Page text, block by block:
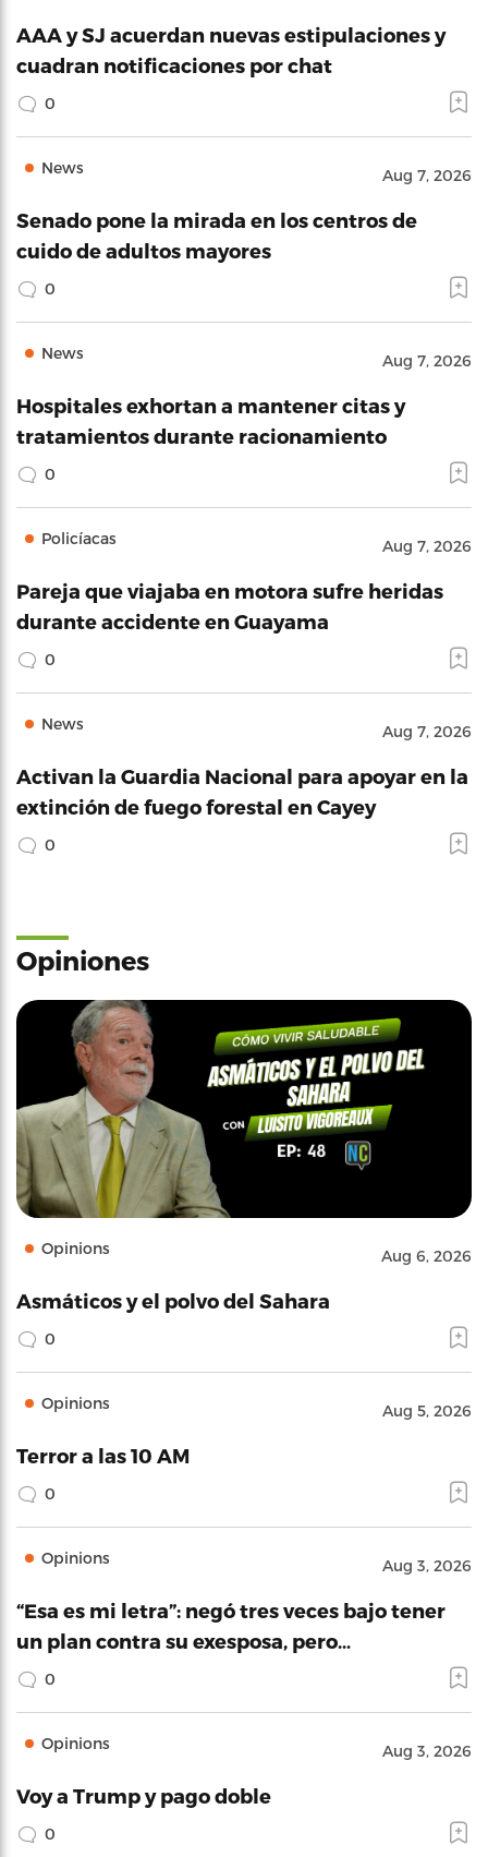
AAA y SJ acuerdan nuevas estipulaciones y
cuadran notificaciones por chat
0
News Aug 7, 2026
Senado pone la mirada en los centros de
cuido de adultos mayores
0
News Aug 7, 2026
Hospitales exhortan a mantener citas y
tratamientos durante racionamiento
0
Policíacas Aug 7, 2026
Pareja que viajaba en motora sufre heridas
durante accidente en Guayama
0
News Aug 7, 2026
Activan la Guardia Nacional para apoyar en la
extinción de fuego forestal en Cayey
0
Opiniones
Opinions Aug 6, 2026
Asmáticos y el polvo del Sahara
0
Opinions Aug 5, 2026
Terror a las 10 AM
0
Opinions Aug 3, 2026
“Esa es mi letra”: negó tres veces bajo tener
un plan contra su exesposa, pero…
0
Opinions Aug 3, 2026
Voy a Trump y pago doble
0